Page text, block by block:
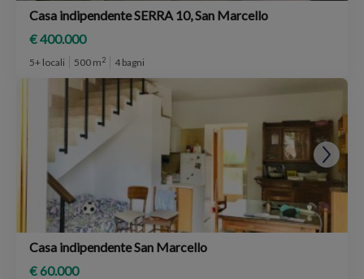
Casa indipendente SERRA 10, San Marcello
€ 400.000
5+ locali 500 m2 4 bagni
Casa indipendente San Marcello
€ 60.000